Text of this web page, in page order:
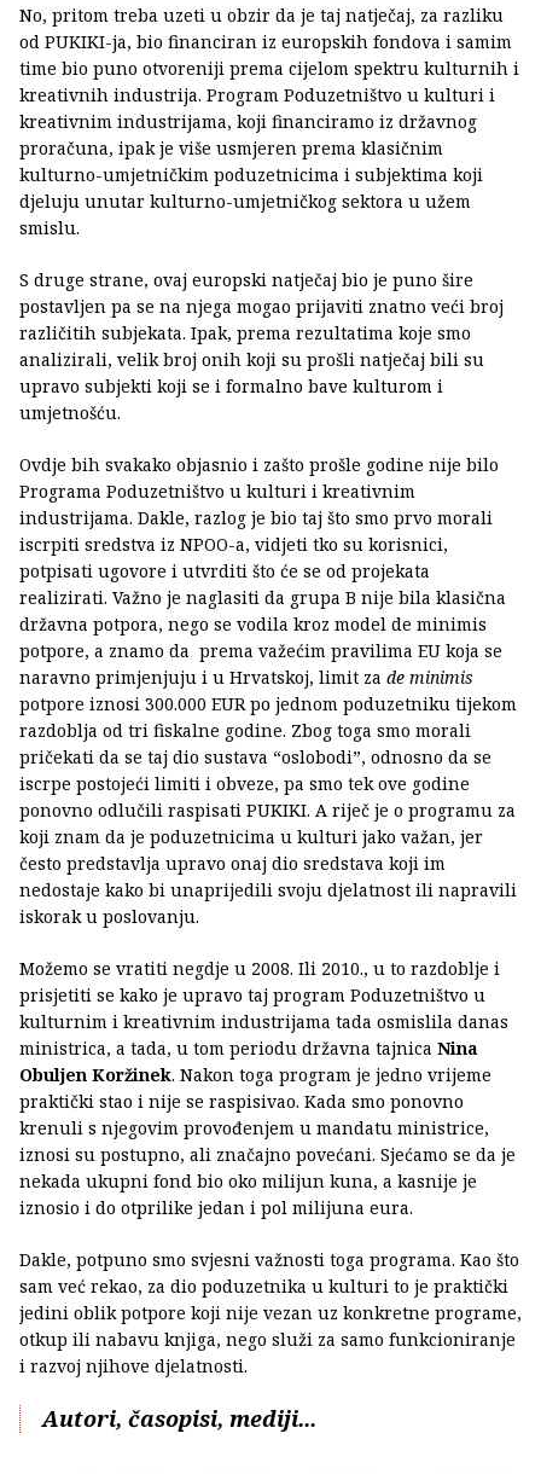
No, pritom treba uzeti u obzir da je taj natječaj, za razliku
od PUKIKI-ja, bio financiran iz europskih fondova i samim
time bio puno otvoreniji prema cijelom spektru kulturnih i
kreativnih industrija. Program Poduzetništvo u kulturi i
kreativnim industrijama, koji financiramo iz državnog
proračuna, ipak je više usmjeren prema klasičnim
kulturno-umjetničkim poduzetnicima i subjektima koji
djeluju unutar kulturno-umjetničkog sektora u užem
smislu.
S druge strane, ovaj europski natječaj bio je puno šire
postavljen pa se na njega mogao prijaviti znatno veći broj
različitih subjekata. Ipak, prema rezultatima koje smo
analizirali, velik broj onih koji su prošli natječaj bili su
upravo subjekti koji se i formalno bave kulturom i
umjetnošću.
Ovdje bih svakako objasnio i zašto prošle godine nije bilo
Programa Poduzetništvo u kulturi i kreativnim
industrijama. Dakle, razlog je bio taj što smo prvo morali
iscrpiti sredstva iz NPOO-a, vidjeti tko su korisnici,
potpisati ugovore i utvrditi što će se od projekata
realizirati. Važno je naglasiti da grupa B nije bila klasična
državna potpora, nego se vodila kroz model de minimis
potpore, a znamo da prema važećim pravilima EU koja se
naravno primjenjuju i u Hrvatskoj, limit za de minimis
potpore iznosi 300.000 EUR po jednom poduzetniku tijekom
razdoblja od tri fiskalne godine. Zbog toga smo morali
pričekati da se taj dio sustava “oslobodi”, odnosno da se
iscrpe postojeći limiti i obveze, pa smo tek ove godine
ponovno odlučili raspisati PUKIKI. A riječ je o programu za
koji znam da je poduzetnicima u kulturi jako važan, jer
često predstavlja upravo onaj dio sredstava koji im
nedostaje kako bi unaprijedili svoju djelatnost ili napravili
iskorak u poslovanju.
Možemo se vratiti negdje u 2008. Ili 2010., u to razdoblje i
prisjetiti se kako je upravo taj program Poduzetništvo u
kulturnim i kreativnim industrijama tada osmislila danas
ministrica, a tada, u tom periodu državna tajnica Nina
Obuljen Koržinek. Nakon toga program je jedno vrijeme
praktički stao i nije se raspisivao. Kada smo ponovno
krenuli s njegovim provođenjem u mandatu ministrice,
iznosi su postupno, ali značajno povećani. Sjećamo se da je
nekada ukupni fond bio oko milijun kuna, a kasnije je
iznosio i do otprilike jedan i pol milijuna eura.
Dakle, potpuno smo svjesni važnosti toga programa. Kao što
sam već rekao, za dio poduzetnika u kulturi to je praktički
jedini oblik potpore koji nije vezan uz konkretne programe,
otkup ili nabavu knjiga, nego služi za samo funkcioniranje
i razvoj njihove djelatnosti.
Autori, časopisi, mediji...